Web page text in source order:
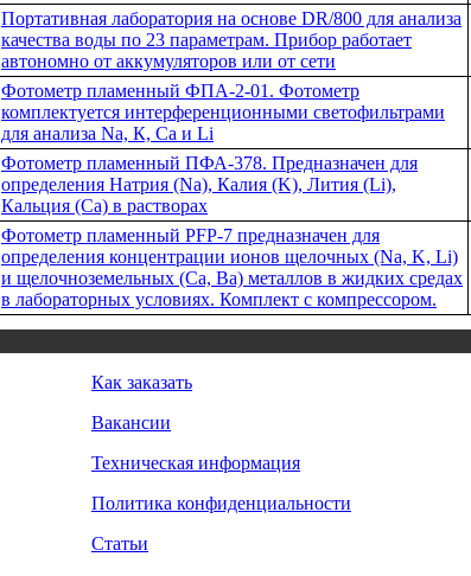
Портативная лаборатория на основе DR/800 для анализа
качества воды по 23 параметрам. Прибор работает
автономно от аккумуляторов или от сети
Фотометр пламенный ФПА-2-01. Фотометр
комплектуется интерференционными светофильтрами
для анализа Na, К, Сa и Li
Фотометр пламенный ПФА-378. Предназначен для
определения Натрия (Na), Калия (K), Лития (Li),
Кальция (Ca) в растворах
Фотометр пламенный PFP-7 предназначен для
определения концентрации ионов щелочных (Na, K, Li)
и щелочноземельных (Ca, Ba) металлов в жидких средах
в лабораторных условиях. Комплект с компрессором.
Как заказать
Вакансии
Техническая информация
Политика конфиденциальности
Статьи